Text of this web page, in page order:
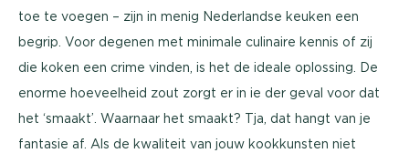
toe te voegen – zijn in menig Nederlandse keuken een
begrip. Voor degenen met minimale culinaire kennis of zij
die koken een crime vinden, is het de ideale oplossing. De
enorme hoeveelheid zout zorgt er in ie der geval voor dat
het ‘smaakt’. Waarnaar het smaakt? Tja, dat hangt van je
fantasie af. Als de kwaliteit van jouw kookkunsten niet